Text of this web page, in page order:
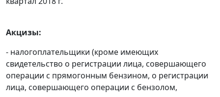
Акцизы:
- налогоплательщики (кроме имеющих
свидетельство о регистрации лица, совершающего
операции с прямогонным бензином, о регистрации
лица, совершающего операции с бензолом,